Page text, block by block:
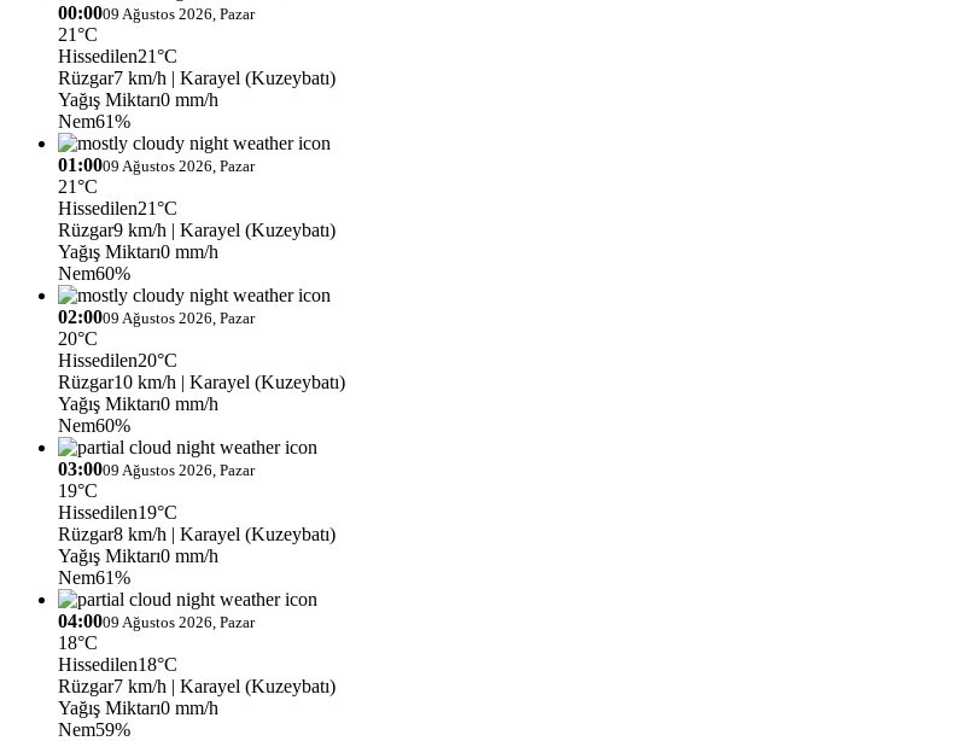
00:0009 Ağustos 2026, Pazar
21°C
Hissedilen21°C
Rüzgar7 km/h | Karayel (Kuzeybatı)
Yağış Miktarı0 mm/h
Nem61%
01:0009 Ağustos 2026, Pazar
21°C
Hissedilen21°C
Rüzgar9 km/h | Karayel (Kuzeybatı)
Yağış Miktarı0 mm/h
Nem60%
02:0009 Ağustos 2026, Pazar
20°C
Hissedilen20°C
Rüzgar10 km/h | Karayel (Kuzeybatı)
Yağış Miktarı0 mm/h
Nem60%
03:0009 Ağustos 2026, Pazar
19°C
Hissedilen19°C
Rüzgar8 km/h | Karayel (Kuzeybatı)
Yağış Miktarı0 mm/h
Nem61%
04:0009 Ağustos 2026, Pazar
18°C
Hissedilen18°C
Rüzgar7 km/h | Karayel (Kuzeybatı)
Yağış Miktarı0 mm/h
Nem59%